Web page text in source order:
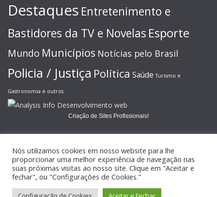
Destaques Entretenimento e
Bastidores da TV e Novelas Esporte
Mundo Municípios Notícias pelo Brasil
Policia / Justiça Política Saúde Turismo e
Gastronomia e outros
Criação de Sites Profissionais!
Copyright © 2026JORNAL GAZETA ONLINE
reservados.
Nós utilizamos cookies em nosso website para lhe
proporcionar uma melhor experiência de navegação nas
suas próximas visitas ao nosso site. Clique em "Aceitar e
fechar", ou "Configurações de Cookies."